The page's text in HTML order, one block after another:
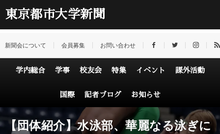
東京都市大学新聞
新聞会について 会員募集 お問い合わせ
学内総合 学事 校友会 特集 イベント 課外活動
国際 記者ブログ お知らせ
【団体紹介】水泳部、華麗なる泳ぎに